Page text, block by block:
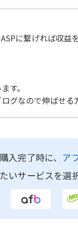
に繋げれば収益
す。
グなので伸ばせる
入完了時に、 ア
いサービスを選